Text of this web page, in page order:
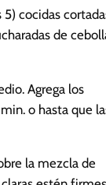
5) cocidas
de
Agrega los
o hasta que
la mezcla de